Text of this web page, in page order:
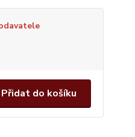
Přidat do košíku